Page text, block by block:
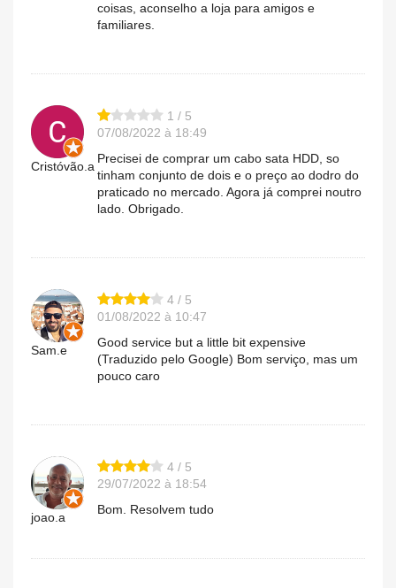
coisas, aconselho a loja para amigos e
familiares.
Cristóvão.a
1 / 5
07/08/2022 à 18:49
Precisei de comprar um cabo sata HDD, so
tinham conjunto de dois e o preço ao dodro do
praticado no mercado. Agora já comprei noutro
lado. Obrigado.
Sam.e
4 / 5
01/08/2022 à 10:47
Good service but a little bit expensive
(Traduzido pelo Google) Bom serviço, mas um
pouco caro
joao.a
4 / 5
29/07/2022 à 18:54
Bom. Resolvem tudo